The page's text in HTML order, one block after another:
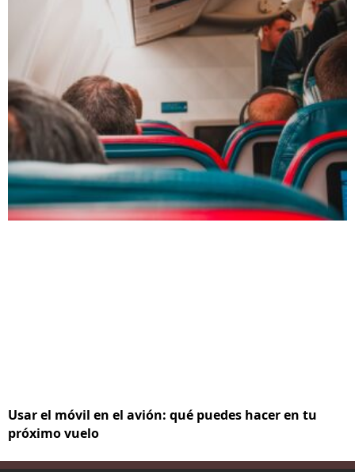
Usar el móvil en el avión: qué puedes hacer en tu
próximo vuelo